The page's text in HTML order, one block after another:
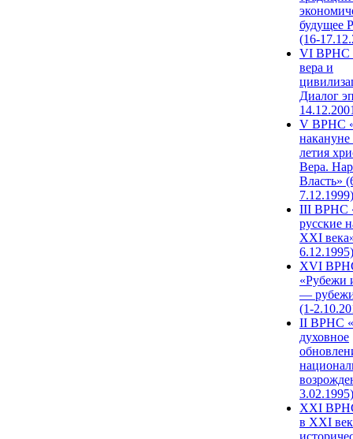
будущее
(16-
VI ВРНС
вера и
Диалог
V ВРНС
накануне
летия
Вера.
Власть»
7.12.1999)
III ВРНС
русские
XXI
6.12.1995)
XVI
«Рубежи
—
(1-
II ВРНС
духовное
3.02.1995)
XХI
в XXI